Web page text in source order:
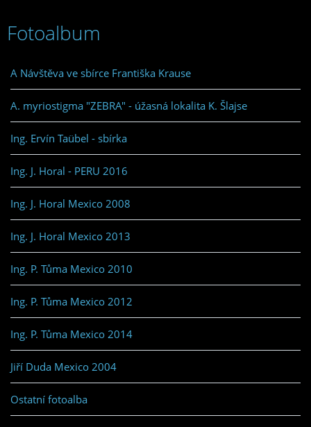
Fotoalbum
A Návštěva ve sbírce Františka Krause
A. myriostigma "ZEBRA" - úžasná lokalita K. Šlajse
Ing. Ervín Taübel - sbírka
Ing. J. Horal - PERU 2016
Ing. J. Horal Mexico 2008
Ing. J. Horal Mexico 2013
Ing. P. Tůma Mexico 2010
Ing. P. Tůma Mexico 2012
Ing. P. Tůma Mexico 2014
Jiří Duda Mexico 2004
Ostatní fotoalba